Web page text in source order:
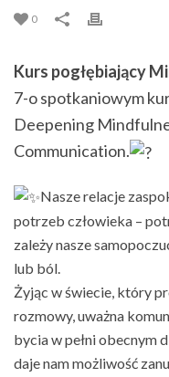
0
Kurs pogłębiający
7-o spotkaniowym
Deepening
Communication.
Nasze relacje
potrzeb człowieka –
zależy nasze
lub ból.
Żyjąc w świecie, który
rozmowy, uważna
bycia w pełni obecnym
daje nam możliwość